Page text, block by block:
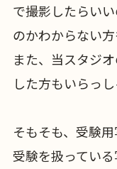
で撮影したらい
のかわからない
また、当スタジ
した方もいらっし
そもそも、受験
受験を扱ってい